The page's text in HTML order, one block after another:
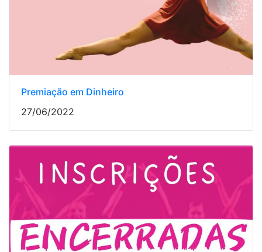
Premiação em Dinheiro
27/06/2022